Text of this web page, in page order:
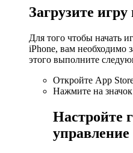
Загрузите
Для того чтобы начать
iPhone, вам необходимо
этого выполните
Откройте App
Нажмите на
Настройте
управление